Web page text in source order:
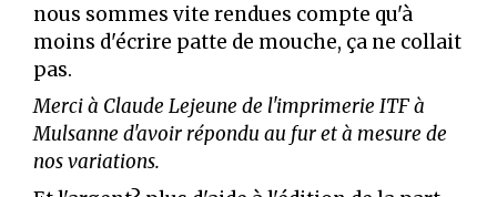
nous sommes vite rendues compte qu'à
moins d'écrire patte de mouche, ça ne collait
pas.
Merci à Claude Lejeune de l'imprimerie ITF à
Mulsanne d'avoir répondu au fur et à mesure de
nos variations.